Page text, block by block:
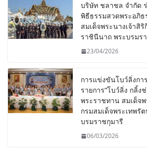
บริษัท ชลาชล จำกัด
พิธีธรรมสวดพระอภิ
สมเด็จพระนางเจ้าสิ
ราชินีนาถ พระบรม
23/04/2026
การแข่งขันโบว์ลิ่งกา
รายการ“โบว์ลิ่ง กลิ้ง
พระราชทาน สมเด็จ
กรมสมเด็จพระเทพรั
บรมราชกุมารี
06/03/2026